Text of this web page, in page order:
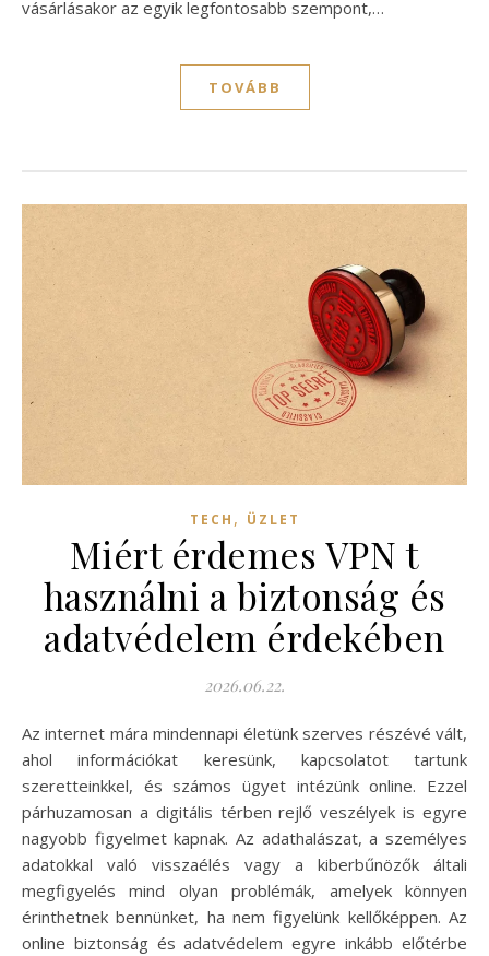
vásárlásakor az egyik legfontosabb szempont,…
TOVÁBB
TECH , ÜZLET
Miért érdemes VPN t
használni a biztonság és
adatvédelem érdekében
2026.06.22.
Az internet mára mindennapi életünk szerves részévé vált,
ahol információkat keresünk, kapcsolatot tartunk
szeretteinkkel, és számos ügyet intézünk online. Ezzel
párhuzamosan a digitális térben rejlő veszélyek is egyre
nagyobb figyelmet kapnak. Az adathalászat, a személyes
adatokkal való visszaélés vagy a kiberbűnözők általi
megfigyelés mind olyan problémák, amelyek könnyen
érinthetnek bennünket, ha nem figyelünk kellőképpen. Az
online biztonság és adatvédelem egyre inkább előtérbe